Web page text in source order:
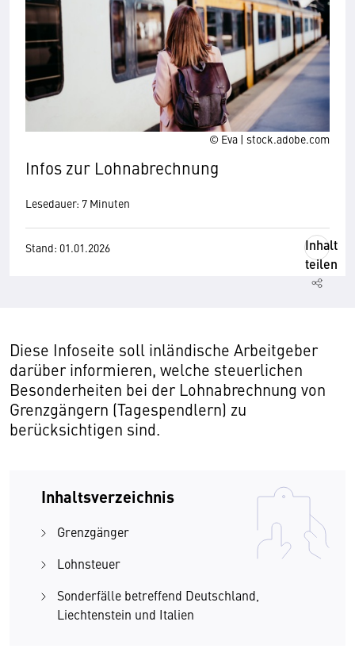
© Eva | stock.adobe.com
Infos zur Lohnabrechnung
Lesedauer: 7 Minuten
Stand: 01.01.2026
Inhalt
teilen
Diese Infoseite soll inländische Arbeitgeber
darüber informieren, welche steuerlichen
Besonderheiten bei der Lohnabrechnung von
Grenzgängern (Tagespendlern) zu
berücksichtigen sind.
Inhaltsverzeichnis
Grenzgänger
Lohnsteuer
Sonderfälle betreffend Deutschland,
Liechtenstein und Italien